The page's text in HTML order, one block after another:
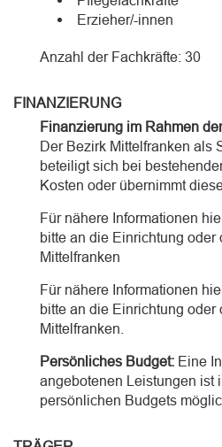
Erzieher/-innen
Anzahl der Fachkräfte: 30
FINANZIERUNG
Finanzierung im Rahmen
Der Bezirk Mittelfranken als
beteiligt sich bei
Kosten oder übernimmt
Für nähere Informationen
bitte an die Einrichtung oder
Mittelfranken
Für nähere Informationen
bitte an die Einrichtung oder
Mittelfranken.
Persönliches Budget: Eine
angebotenen Leistungen ist
persönlichen Budgets